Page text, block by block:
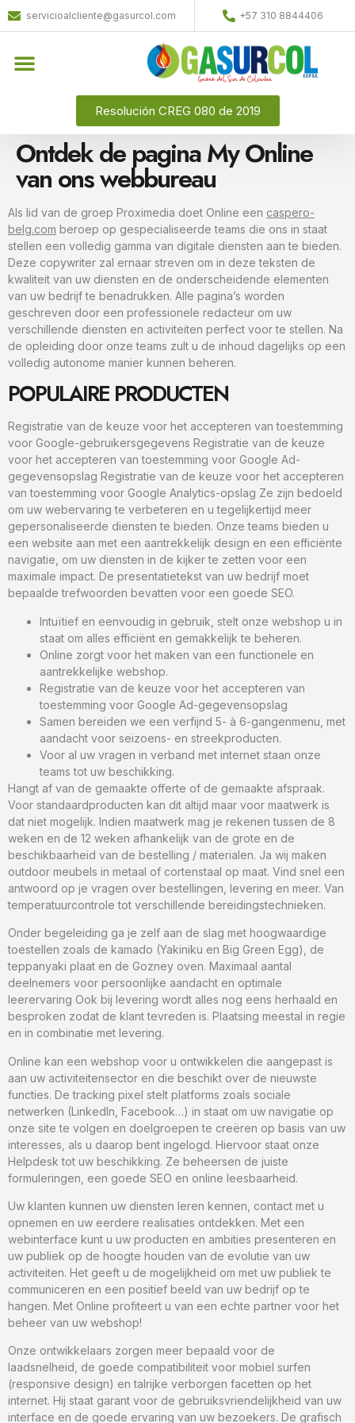
servicioalcliente@gasurcol.com +57 310 8844406
Resolución CREG 080 de 2019
Ontdek de pagina My Online
van ons webbureau
Als lid van de groep Proximedia doet Online een caspero-
belg.com beroep op gespecialiseerde teams die ons in staat
stellen een volledig gamma van digitale diensten aan te bieden.
Deze copywriter zal ernaar streven om in deze teksten de
kwaliteit van uw diensten en de onderscheidende elementen
van uw bedrijf te benadrukken. Alle pagina’s worden
geschreven door een professionele redacteur om uw
verschillende diensten en activiteiten perfect voor te stellen. Na
de opleiding door onze teams zult u de inhoud dagelijks op een
volledig autonome manier kunnen beheren.
POPULAIRE PRODUCTEN
Registratie van de keuze voor het accepteren van toestemming
voor Google-gebruikersgegevens Registratie van de keuze
voor het accepteren van toestemming voor Google Ad-
gegevensopslag Registratie van de keuze voor het accepteren
van toestemming voor Google Analytics-opslag Ze zijn bedoeld
om uw webervaring te verbeteren en u tegelijkertijd meer
gepersonaliseerde diensten te bieden. Onze teams bieden u
een website aan met een aantrekkelijk design en een efficiënte
navigatie, om uw diensten in de kijker te zetten voor een
maximale impact. De presentatietekst van uw bedrijf moet
bepaalde trefwoorden bevatten voor een goede SEO.
Intuïtief en eenvoudig in gebruik, stelt onze webshop u in
staat om alles efficiënt en gemakkelijk te beheren.
Online zorgt voor het maken van een functionele en
aantrekkelijke webshop.
Registratie van de keuze voor het accepteren van
toestemming voor Google Ad-gegevensopslag
Samen bereiden we een verfijnd 5- à 6-gangenmenu, met
aandacht voor seizoens- en streekproducten.
Voor al uw vragen in verband met internet staan onze
teams tot uw beschikking.
Hangt af van de gemaakte offerte of de gemaakte afspraak.
Voor standaardproducten kan dit altijd maar voor maatwerk is
dat niet mogelijk. Indien maatwerk mag je rekenen tussen de 8
weken en de 12 weken afhankelijk van de grote en de
beschikbaarheid van de bestelling / materialen. Ja wij maken
outdoor meubels in metaal of cortenstaal op maat. Vind snel een
antwoord op je vragen over bestellingen, levering en meer. Van
temperatuurcontrole tot verschillende bereidingstechnieken.
Onder begeleiding ga je zelf aan de slag met hoogwaardige
toestellen zoals de kamado (Yakiniku en Big Green Egg), de
teppanyaki plaat en de Gozney oven. Maximaal aantal
deelnemers voor persoonlijke aandacht en optimale
leerervaring Ook bij levering wordt alles nog eens herhaald en
besproken zodat de klant tevreden is. Plaatsing meestal in regie
en in combinatie met levering.
Online kan een webshop voor u ontwikkelen die aangepast is
aan uw activiteitensector en die beschikt over de nieuwste
functies. De tracking pixel stelt platforms zoals sociale
netwerken (LinkedIn, Facebook…) in staat om uw navigatie op
onze site te volgen en doelgroepen te creëren op basis van uw
interesses, als u daarop bent ingelogd. Hiervoor staat onze
Helpdesk tot uw beschikking. Ze beheersen de juiste
formuleringen, een goede SEO en online leesbaarheid.
Uw klanten kunnen uw diensten leren kennen, contact met u
opnemen en uw eerdere realisaties ontdekken. Met een
webinterface kunt u uw producten en ambities presenteren en
uw publiek op de hoogte houden van de evolutie van uw
activiteiten. Het geeft u de mogelijkheid om met uw publiek te
communiceren en een positief beeld van uw bedrijf op te
hangen. Met Online profiteert u van een echte partner voor het
beheer van uw webshop!
Onze ontwikkelaars zorgen meer bepaald voor de
laadsnelheid, de goede compatibiliteit voor mobiel surfen
(responsive design) en talrijke verborgen facetten op het
internet. Hij staat garant voor de gebruiksvriendelijkheid van uw
interface en de goede ervaring van uw bezoekers. De grafisch